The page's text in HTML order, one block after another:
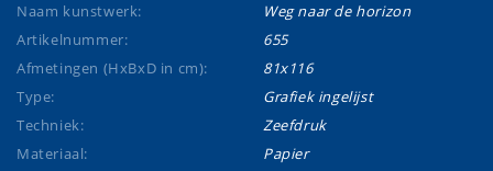
Naam kunstwerk:
Weg naar de horizon
Artikelnummer:
655
Afmetingen (HxBxD in cm):
81x116
Type:
Grafiek ingelijst
Techniek:
Zeefdruk
Materiaal:
Papier